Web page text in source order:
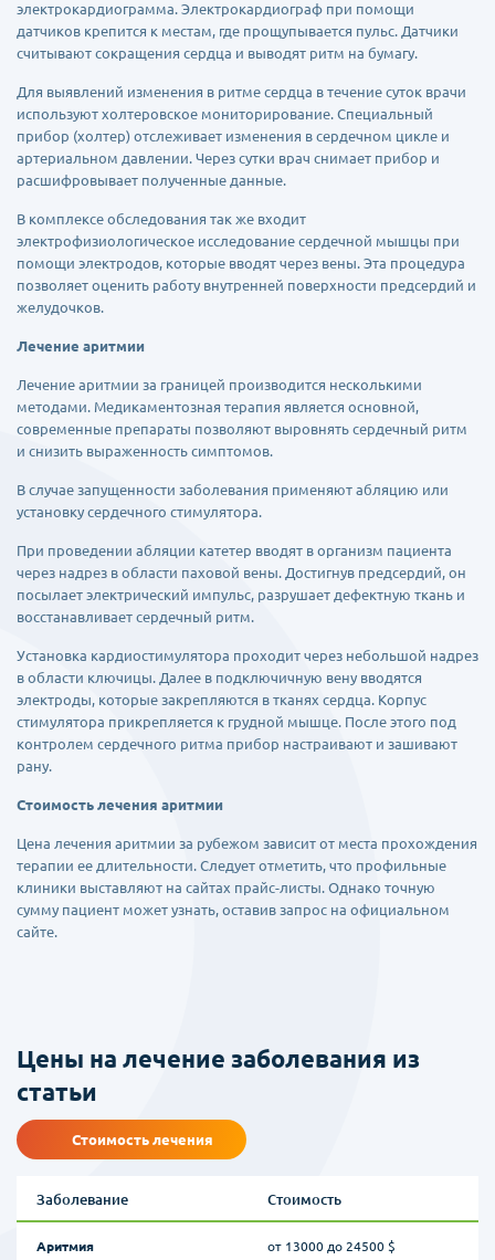
электрокардиограмма. Электрокардиограф при помощи
датчиков крепится к местам, где прощупывается пульс. Датчики
считывают сокращения сердца и выводят ритм на бумагу.
Для выявлений изменения в ритме сердца в течение суток врачи
используют холтеровское мониторирование. Специальный
прибор (холтер) отслеживает изменения в сердечном цикле и
артериальном давлении. Через сутки врач снимает прибор и
расшифровывает полученные данные.
В комплексе обследования так же входит
электрофизиологическое исследование сердечной мышцы при
помощи электродов, которые вводят через вены. Эта процедура
позволяет оценить работу внутренней поверхности предсердий и
желудочков.
Лечение аритмии
Лечение аритмии за границей производится несколькими
методами. Медикаментозная терапия является основной,
современные препараты позволяют выровнять сердечный ритм
и снизить выраженность симптомов.
В случае запущенности заболевания применяют абляцию или
установку сердечного стимулятора.
При проведении абляции катетер вводят в организм пациента
через надрез в области паховой вены. Достигнув предсердий, он
посылает электрический импульс, разрушает дефектную ткань и
восстанавливает сердечный ритм.
Установка кардиостимулятора проходит через небольшой надрез
в области ключицы. Далее в подключичную вену вводятся
электроды, которые закрепляются в тканях сердца. Корпус
стимулятора прикрепляется к грудной мышце. После этого под
контролем сердечного ритма прибор настраивают и зашивают
рану.
Стоимость лечения аритмии
Цена лечения аритмии за рубежом зависит от места прохождения
терапии ее длительности. Следует отметить, что профильные
клиники выставляют на сайтах прайс-листы. Однако точную
сумму пациент может узнать, оставив запрос на официальном
сайте.
Цены на лечение заболевания из
статьи
Стоимость лечения
Заболевание Стоимость
Аритмия от 13000 до 24500 $